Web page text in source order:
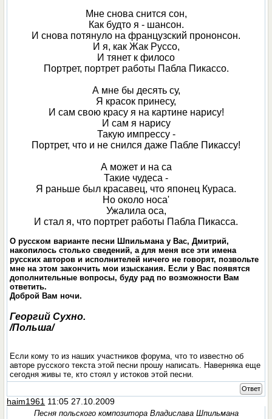
Мне снова снится сон,
Как будто я - шансон.
И снова потянуло на французский прононсон.
И я, как Жак Руссо,
И тянет к филосо
Портрет, портрет работы Пабла Пикассо.
А мне бы десять су,
Я красок принесу,
И сам свою красу я на картине нарису!
И сам я нарису
Такую импрессу -
Портрет, что и не снился даже Пабле Пикассу!
А может и на са
Такие чудеса -
Я раньше был красавец, что японец Кураса.
Но около носa'
Ужалила оса,
И стал я, что портрет работы Пабла Пикасса.
О русском варианте песни Шпильмана у Вас, Дмитрий,
накопилось столько сведений, а для меня все эти имена
русских авторов и исполнителей ничего не говорят, позвольте
мне на этом закончить мои изыскания. Eсли у Вас появятся
дополнительные вопросы, буду рад по возможности Вам
ответить.
Доброй Вам ночи.
Георгий Сухно.
/Польша/
Если кому то из наших участников форума, что то известно об
авторе русского текста этой песни прошу написать. Наверняка еще
сегодня живы те, кто стоял у истоков этой песни.
Ответ
haim1961 11:05 27.10.2009
Песня польского композитора Владислава Шпильмана